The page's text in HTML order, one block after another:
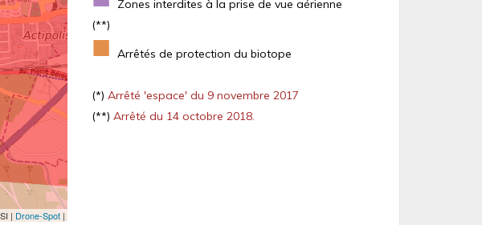
Zones interdites à la prise de vue aérienne
(**)
■ Arrêtés de protection du biotope
(*) Arrêté 'espace' du 9 novembre 2017
(**) Arrêté du 14 octobre 2018.